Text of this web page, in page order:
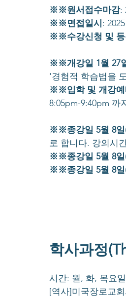
※※원서접수마감:
※※면접일시 :
※※수강신청 및
※※개강일 1월 27
'경험적 학습법을
※※입학 및 개강예
8:05pm-9:40pm 까
※※종강일 5월 8일
로 합니다. 강의시
※※종강일 5월 8일
※※종강일 5월 8일
학사과정
시간: 월, 화, 목요
[역사]미국장로교